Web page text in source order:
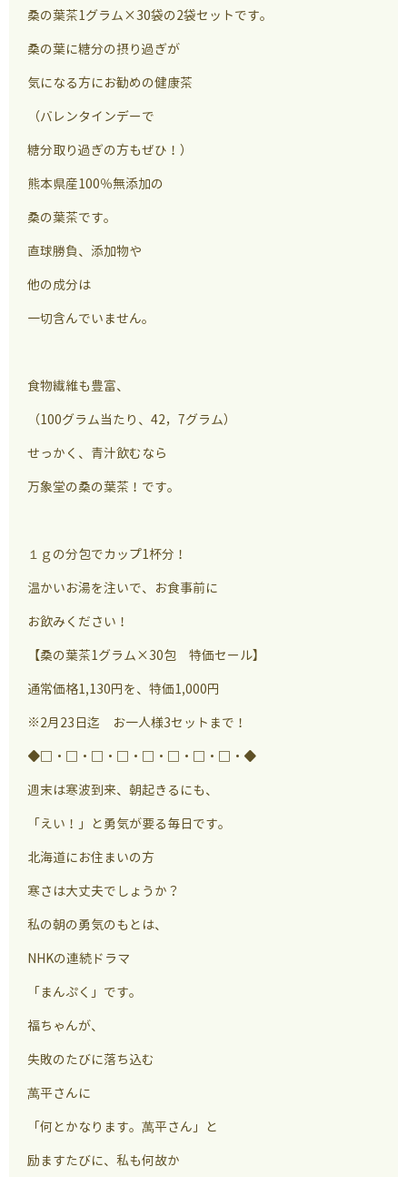
桑の葉茶1グラム×30袋の2袋セットです。
桑の葉に糖分の摂り過ぎが
気になる方にお勧めの健康茶
（バレンタインデーで
糖分取り過ぎの方もぜひ！）
熊本県産100％無添加の
桑の葉茶です。
直球勝負、添加物や
他の成分は
一切含んでいません。
食物繊維も豊富、
（100グラム当たり、42，7グラム）
せっかく、青汁飲むなら
万象堂の桑の葉茶！です。
１ｇの分包でカップ1杯分！
温かいお湯を注いで、お食事前に
お飲みください！
【桑の葉茶1グラム×30包 特価セール】
通常価格1,130円を、特価1,000円
※2月23日迄 お一人様3セットまで！
◆□・□・□・□・□・□・□・□・◆
週末は寒波到来、朝起きるにも、
「えい！」と勇気が要る毎日です。
北海道にお住まいの方
寒さは大丈夫でしょうか？
私の朝の勇気のもとは、
NHKの連続ドラマ
「まんぷく」です。
福ちゃんが、
失敗のたびに落ち込む
萬平さんに
「何とかなります。萬平さん」と
励ますたびに、私も何故か